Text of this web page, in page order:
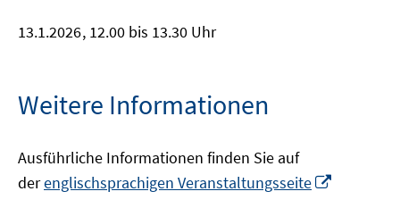
13.1.2026, 12.00 bis 13.30 Uhr
Weitere Informationen
Ausführliche Informationen finden Sie auf
derenglischsprachigen Veranstaltungsseite